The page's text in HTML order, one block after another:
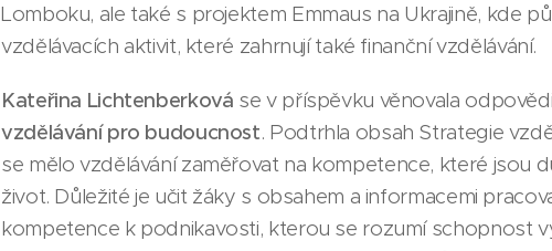
Lomboku, ale také s projektem Emmaus na Ukrajině, kde
vzdělávacích aktivit, které zahrnují také finanční vzdělávání.
Kateřina Lichtenberková se v příspěvku věnovala
vzdělávání pro budoucnost. Podtrhla obsah Strategie
se mělo vzdělávání zaměřovat na kompetence, které jsou
život. Důležité je učit žáky s obsahem a informacemi
kompetence k podnikavosti, kterou se rozumí schopnost